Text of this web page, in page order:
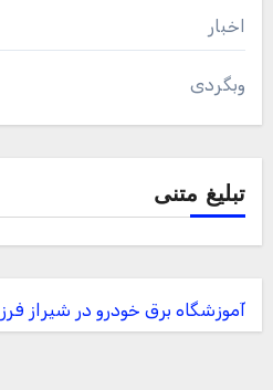
اخبار
وبگردی
تبلیغ متنی
آموزشگاه برق خودرو در شیراز فرز cnc